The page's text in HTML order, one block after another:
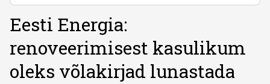
Eesti Energia:
renoveerimisest kasulikum
oleks võlakirjad lunastada